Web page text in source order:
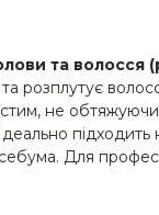
та волосся
розплутує
не
підходить
Для